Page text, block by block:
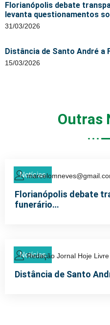
Florianópolis debate
levanta questionamentos
31/03/2026
Distância de Santo André a
15/03/2026
Outras
Notícias
Florianópolis debate
funerário…
Notícias
Redação Jornal Hoje Livre
Distância de Santo